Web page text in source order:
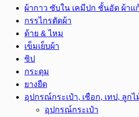
ผ้ากาว ซับใน เคมีปก ชั้นอัด ผ้าแ
กรรไกรตัดผ้า
ด้าย & ไหม
เข็มเย็บผ้า
ซิป
กระดุม
ยางยืด
อุปกรณ์กระเป๋า, เชือก, เทป, ลูกไ
อุปกรณ์กระเป๋า